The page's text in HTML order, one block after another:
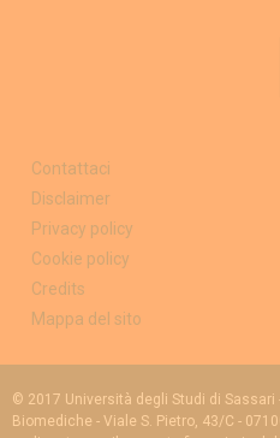
Contattaci
Disclaimer
Privacy policy
Cookie policy
Credits
Mappa del sito
© 2017 Università degli Studi di Sassari
Biomediche - Viale S. Pietro, 43/C -